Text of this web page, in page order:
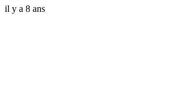
il y a 8 ans